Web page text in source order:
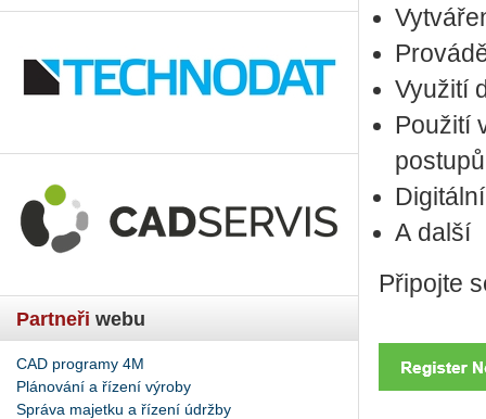
Partneři webu
CAD programy 4M
Plánování a řízení výroby
Správa majetku a řízení údržby
Vy­u­ži­tí
Po­u­ži­tí
po­stu­pů
A další
Při­poj­te